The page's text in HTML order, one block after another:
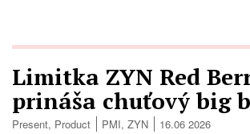
Limitka ZYN Red
prináša chuťový big
Present, Product PMI, ZYN 16.06 2026